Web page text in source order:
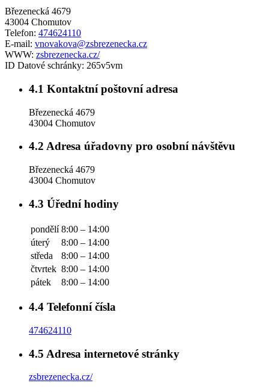
Březenecká 4679
43004 Chomutov
Telefon: 474624110
E-mail: vnovakova@zsbrezenecka.cz
WWW: zsbrezenecka.cz/
ID Datové schránky: 265v5vm
4.1 Kontaktní poštovní adresa
Březenecká 4679
43004 Chomutov
4.2 Adresa úřadovny pro osobní návštěvu
Březenecká 4679
43004 Chomutov
4.3 Úřední hodiny
pondělí 8:00 – 14:00
úterý
8:00 – 14:00
středa
8:00 – 14:00
čtvrtek 8:00 – 14:00
pátek
8:00 – 14:00
4.4 Telefonní čísla
474624110
4.5 Adresa internetové stránky
zsbrezenecka.cz/